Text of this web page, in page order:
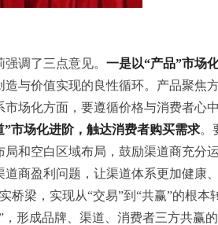
调了三点意见。 一是以“产品”市场
与价值实现的良性循环。产品聚焦
场化方面，要遵循价格与消费者心
”市场化进阶，触达消费者购买需求。
和空白区域布局，鼓励渠道商充分
商盈利问题，让渠道体系更加健康
桥梁，实现从“交易”到“共赢”的根
形成品牌、渠道、消费者三方共赢